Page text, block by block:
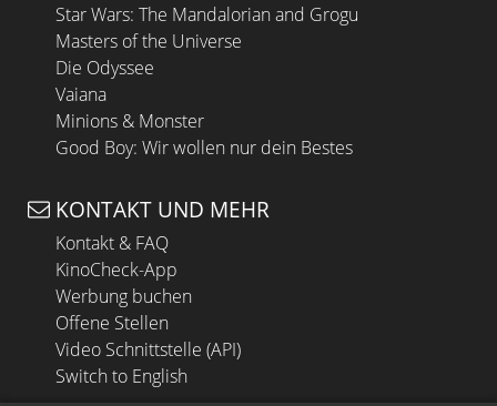
Star Wars: The Mandalorian and Grogu
Masters of the Universe
Die Odyssee
Vaiana
Minions & Monster
Good Boy: Wir wollen nur dein Bestes
KONTAKT UND MEHR
Kontakt & FAQ
KinoCheck-App
Werbung buchen
Offene Stellen
Video Schnittstelle (API)
Switch to English